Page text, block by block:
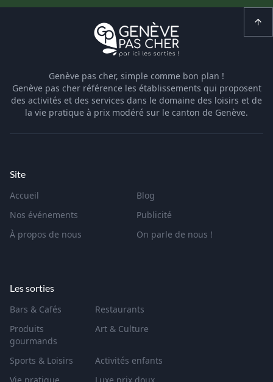
Genève pas cher, simple comme bon plan !
Genève pas cher référence les établissements qui proposent
des activités et des services dans le domaine des loisirs et de
la vie pratique à prix modéré sur le canton de Genève.
Site
Accueil
Blog
Nos événements
Publicité
À propos de nous
On parle de nous !
Les sorties
Bars & Cafés
Restaurants
Produits
gourmands
Art & Culture
Sports & Loisirs
Activités enfants